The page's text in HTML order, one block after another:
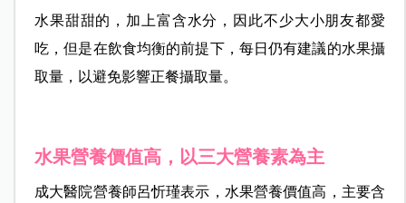
水果甜甜的，加上富含水分，因此不少大小朋友都愛
吃，但是在飲食均衡的前提下，每日仍有建議的水果攝
取量，以避免影響正餐攝取量。
水果營養價值高，以三大營養素為主
成大醫院營養師呂忻瑾表示，水果營養價值高，主要含